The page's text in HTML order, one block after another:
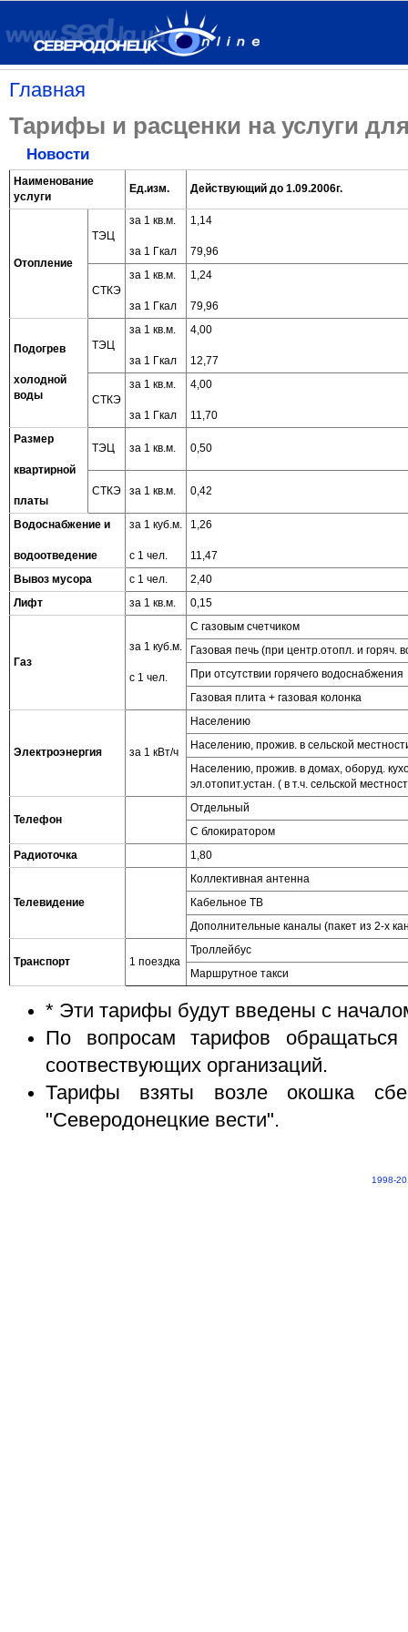
Главная
Тарифы и расценки на услуги
Новости
Наименование
услуги
Ед.изм. Действующий до 1.09.2006г.
Отопление
ТЭЦ
за 1 кв.м.
за 1 Гкал
1,14
79,96
СТКЭ
за 1 кв.м.
за 1 Гкал
1,24
79,96
Подогрев
холодной
воды
ТЭЦ
за 1 кв.м.
за 1 Гкал
4,00
12,77
СТКЭ
за 1 кв.м.
за 1 Гкал
4,00
11,70
Размер
квартирной
платы
ТЭЦ за 1 кв.м. 0,50
СТКЭ за 1 кв.м. 0,42
Водоснабжение и
водоотведение
за 1 куб.м.
с 1 чел.
1,26
11,47
Вывоз мусора
с 1 чел.
2,40
Лифт
за 1 кв.м. 0,15
Газ
за 1 куб.м.
с 1 чел.
С газовым счетчиком
Газовая печь (при центр.отопл. и горяч.
При отсутствии горячего водоснабжения
Газовая плита + газовая колонка
Электроэнергия за 1 кВт/ч
Населению
Населению, прожив. в сельской
Населению, прожив. в домах, оборуд.
эл.отопит.устан. ( в т.ч. сельской
Телефон
Отдельный
С блокиратором
Радиоточка
1,80
Телевидение
Коллективная антенна
Кабельное ТВ
Дополнительные каналы (пакет из 2-х
Транспорт 1 поездка
Троллейбус
Маршрутное такси
* Эти тарифы будут введены с
По вопросам тарифов обращаться
соотвествующих организаций.
Тарифы взяты возле окошка
"Северодонецкие вести".
1998-